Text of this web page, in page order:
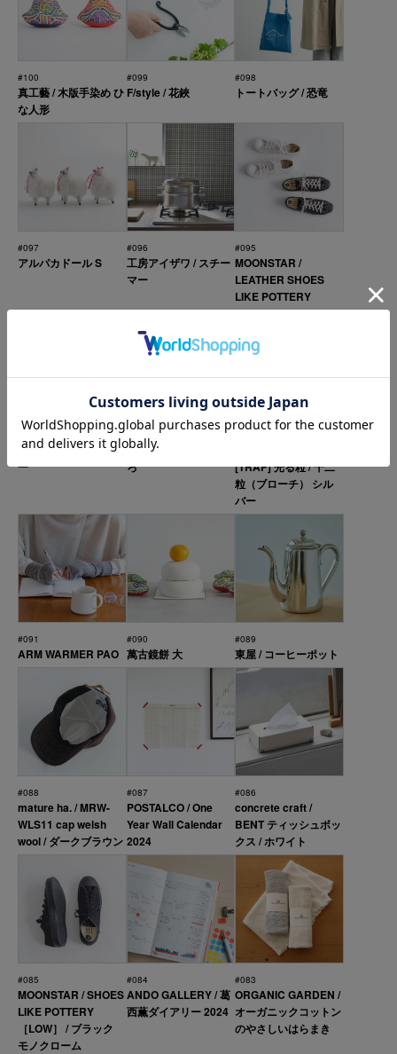
#100
真工藝 / 木版手染め ひ
な人形
#099
F/style / 花鋏
#098
トートバッグ / 恐竜
#097
アルパカドール S
#096
工房アイザワ / スチー
マー
#095
MOONSTAR /
LEATHER SHOES
LIKE POTTERY
小川凧店 / 長崎凧 / 日
一
お正月の小皿 いろい
ろ
[TRAP] 光る粒 / 十二
粒（ブローチ） シル
バー
#091
ARM WARMER PAO
#090
萬古鏡餅 大
#089
東屋 / コーヒーポット
#088
mature ha. / MRW-
WLS11 cap welsh
wool / ダークブラウン
#087
POSTALCO / One
Year Wall Calendar
2024
#086
concrete craft /
BENT ティッシュボッ
クス / ホワイト
#085
MOONSTAR / SHOES
LIKE POTTERY
［LOW］ / ブラック
モノクローム
#084
ANDO GALLERY / 葛
西薫ダイアリー 2024
#083
ORGANIC GARDEN /
オーガニックコットン
のやさしいはらまき